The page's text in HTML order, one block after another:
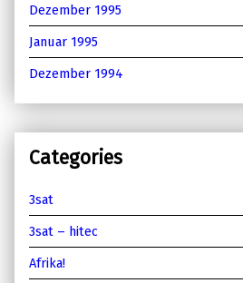
Dezember 1995
Januar 1995
Dezember 1994
Categories
3sat
3sat – hitec
Afrika!